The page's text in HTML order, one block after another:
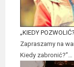
„KIEDY
Zapraszamy na
Kiedy zabronić?”…